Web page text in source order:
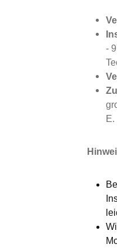
-
E.